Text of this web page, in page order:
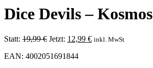
Dice Devils – Kosmos
Statt: 19,99€ Ursprünglicher
war:
Jetzt: 12,99 €Aktueller
inkl. MwSt
EAN: 4002051691844